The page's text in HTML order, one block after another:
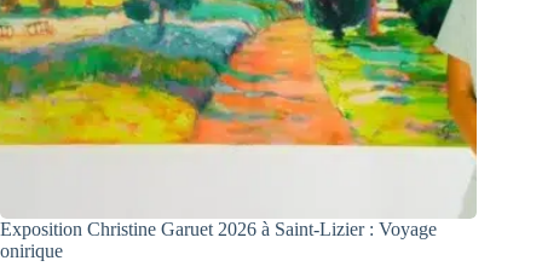
Exposition Christine Garuet 2026 à Saint-Lizier : Voyage
onirique